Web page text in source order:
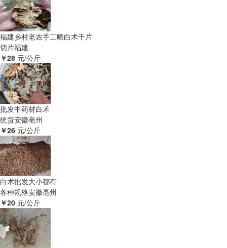
福建乡村老农手工晒白术干片
切片福建
￥28 元/公斤
批发中药材白术
统货安徽亳州
￥26 元/公斤
白术批发大小都有
各种规格安徽亳州
￥20 元/公斤